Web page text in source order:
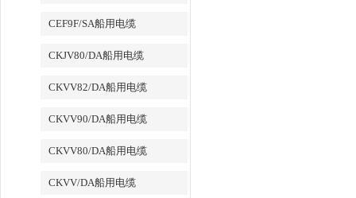
CEF9F/SA船用电缆
CKJV80/DA船用电缆
CKVV82/DA船用电缆
CKVV90/DA船用电缆
CKVV80/DA船用电缆
CKVV/DA船用电缆